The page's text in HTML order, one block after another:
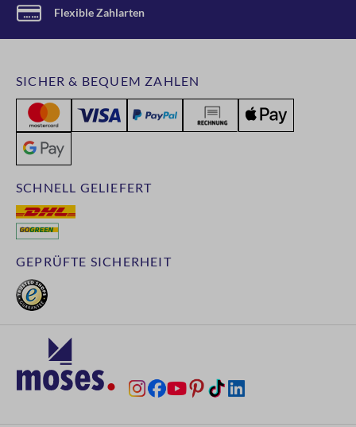
Flexible Zahlarten
GEPRÜFTE SICHERHEIT
SCHNELL GELIEFERT
SICHER & BEQUEM ZAHLEN